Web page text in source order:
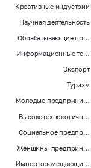
Креативные индустрии
Научная деятельность
Обрабатывающие пр…
Информационные те…
Экспорт
Туризм
Молодые предприни…
Высокотехнологичн…
Социальное предпр…
Женщины-предприн…
Импортозамещающи…